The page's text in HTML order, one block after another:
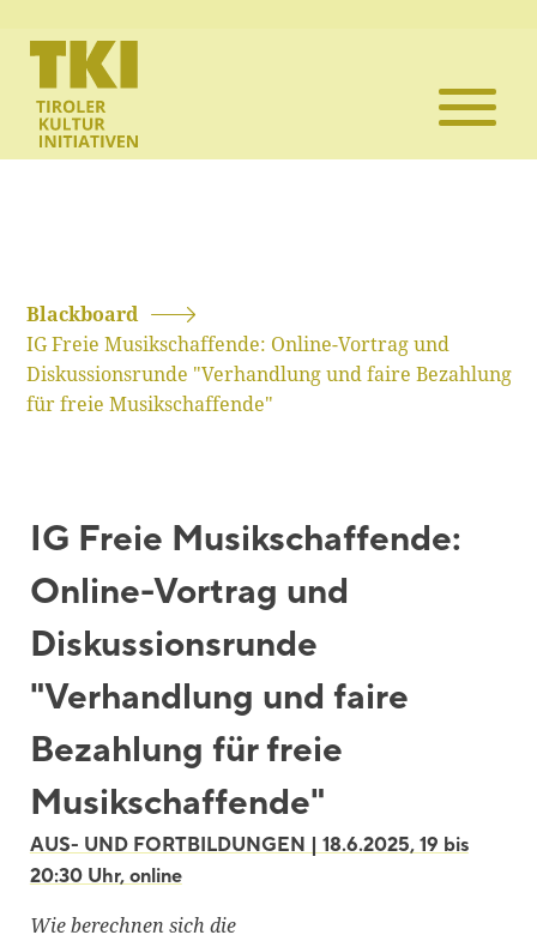
Blackboard
IG Freie Musikschaffende: Online-Vortrag und
Diskussionsrunde "Verhandlung und faire Bezahlung
für freie Musikschaffende"
IG Freie Musikschaffende:
Online-Vortrag und
Diskussionsrunde
"Verhandlung und faire
Bezahlung für freie
Musikschaffende"
AUS- UND FORTBILDUNGEN | 18.6.2025, 19 bis
20:30 Uhr, online
Wie berechnen sich die
Die TKI
Mitglieder
Projekte
Kontakt
Bibliothek
Newsletter
Glossar
Suche